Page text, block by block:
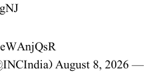
— Congress (@INCIndia)
August 8, 2026